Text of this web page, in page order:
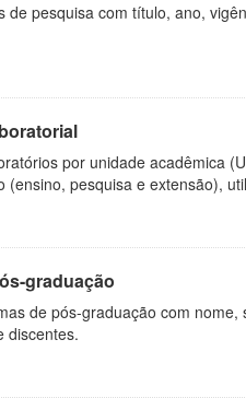
de pesquisa com título, ano,
por unidade acadêmica
(ensino, pesquisa e extensão),
graduação
de pós-graduação com
discentes.